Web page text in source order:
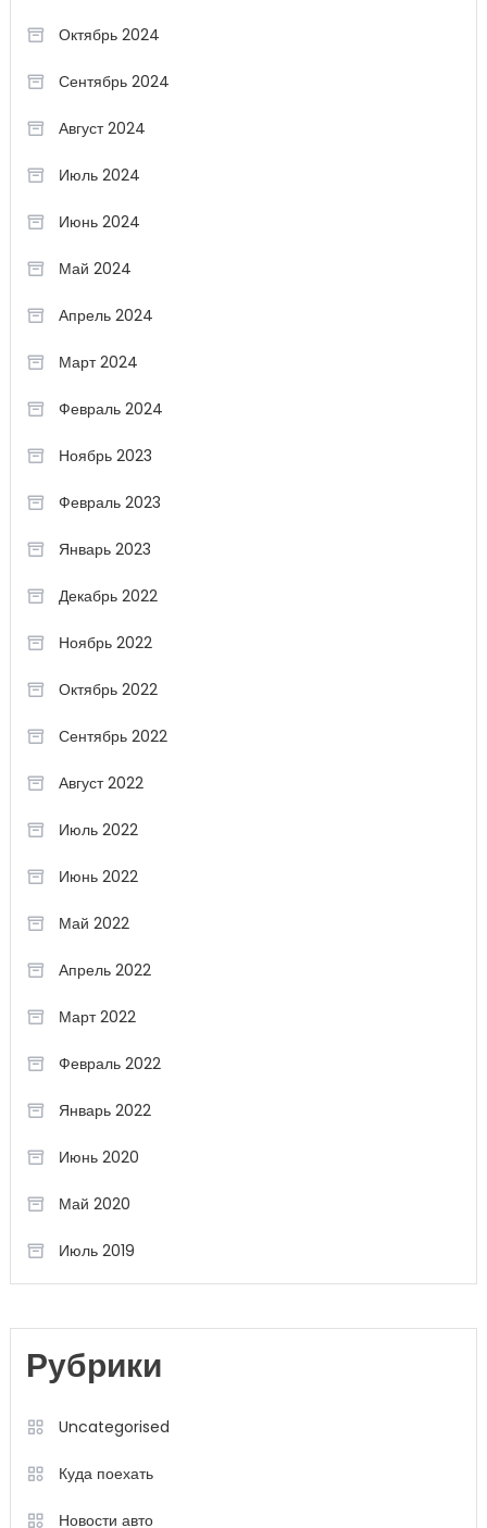
Октябрь 2024
Сентябрь 2024
Август 2024
Июль 2024
Июнь 2024
Май 2024
Апрель 2024
Март 2024
Февраль 2024
Ноябрь 2023
Февраль 2023
Январь 2023
Декабрь 2022
Ноябрь 2022
Октябрь 2022
Сентябрь 2022
Август 2022
Июль 2022
Июнь 2022
Май 2022
Апрель 2022
Март 2022
Февраль 2022
Январь 2022
Июнь 2020
Май 2020
Июль 2019
Рубрики
Uncategorised
Куда поехать
Новости авто